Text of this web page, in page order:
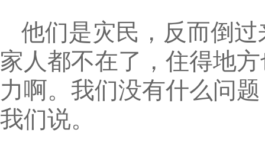
他们是灾民，反而倒
家人都不在了，住得地
力啊。我们没有什么问
我们说。